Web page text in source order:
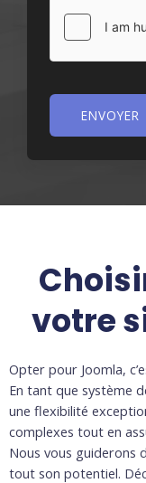
ENVOYER
votre
Opter pour Joomla,
En tant que système
une flexibilité
complexes tout en
Nous vous guiderons
tout son potentiel.